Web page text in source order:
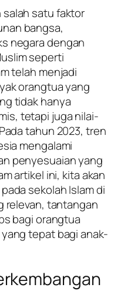
salah satu faktor
bangsa,
negara dengan
seperti
telah menjadi
orangtua yang
tidak hanya
tetapi juga nilai-
tahun 2023, tren
mengalami
penyesuaian yang
artikel ini, kita akan
sekolah Islam di
relevan, tantangan
bagi orangtua
tepat bagi anak-